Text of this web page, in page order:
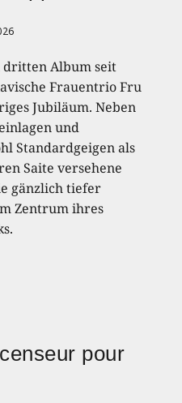
dritten Album seit
Frauentrio Fru
Jubiläum. Neben
und
Standardgeigen als
Saite versehene
gänzlich tiefer
Zentrum ihres
pour